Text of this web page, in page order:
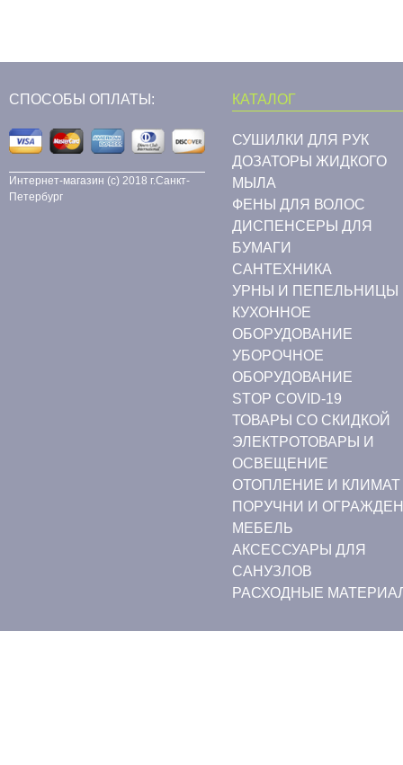
СПОСОБЫ ОПЛАТЫ:
Интернет-магазин (c) 2018 г.Санкт-
Петербург
КАТАЛОГ
СУШИЛКИ ДЛЯ РУК
ДОЗАТОРЫ ЖИДКОГО
МЫЛА
ФЕНЫ ДЛЯ ВОЛОС
ДИСПЕНСЕРЫ ДЛЯ
БУМАГИ
CАНТЕХНИКА
УРНЫ И ПЕПЕЛЬНИЦЫ
КУХОННОЕ
ОБОРУДОВАНИЕ
УБОРОЧНОЕ
ОБОРУДОВАНИЕ
STOP COVID-19
ТОВАРЫ СО СКИДКОЙ
ЭЛЕКТРОТОВАРЫ И
ОСВЕЩЕНИЕ
ОТОПЛЕНИЕ И КЛИМАТ
ПОРУЧНИ И
МЕБЕЛЬ
АКСЕССУАРЫ ДЛЯ
САНУЗЛОВ
РАСХОДНЫЕ